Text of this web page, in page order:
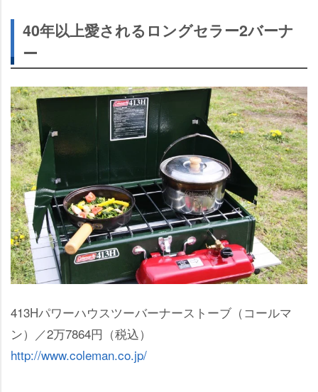
40年以上愛されるロングセラー2バーナ
ー
413Hパワーハウスツーバーナーストーブ（コールマ
ン）／2万7864円（税込）
http://www.coleman.co.jp/